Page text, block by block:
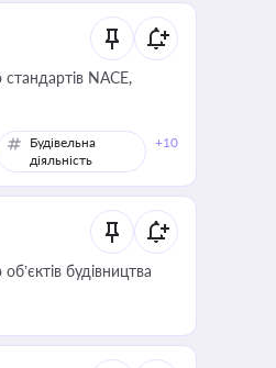
стандартів NACE,
Будівельна
діяльність
+10
будівництва